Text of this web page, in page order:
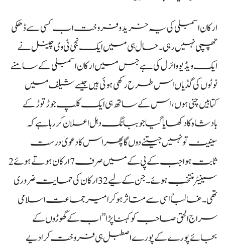
ارکان اسمبلی کی یہ خرید و فروخت اب کسی سے ڈھکی
چھپی نہیں رہی۔ حال ہی میں ایک نجی ٹی وی چینل نے
ایک ویڈیو وائرل کی ہے جس میں ارکان اسمبلی کے سامنے
نوٹوں کی گڈیاں اس طرح رکھی ہوئی ہیں جیسے شیلف میں
کتابیں چنی ہوں، اس کے ساتھ ہی ایک کلپ جوڑ توڑ کے
بادشاہ کا دکھایا گیا جو ببانگ دہل اعلان کررہا ہے کہ
سینیٹ تو نہیں جیتنے دوں گا پھر اس کا دعویٰ درست
ثابت ہوا جب کے پی کے میں صرف 7 ارکان ہوتے ہوئے 2
سینیٹر منتخب ہوئے۔ جن کے لیے 32 ارکان کی حمایت ضروری
تھی۔ غالباً اسی سے متاثر ہو کر امیر جماعت اسلامی
سراج الحق صاحب کو کہنا پڑا ’’اب کے گھوڑوں کے
بجائے پورے کے پورے اصطبل ہی فروخت کرادیے